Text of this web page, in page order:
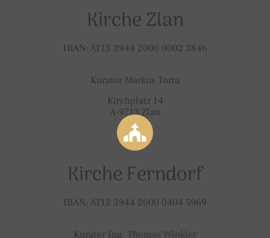
Kirche Zlan
IBAN: AT13 3944 2000 0002 3846
Kurator Markus Torta
Kirchplatz 14
A-9713 Zlan
Kirche Ferndorf
IBAN: AT12 3944 2000 0404 5969
Kurator Ing. Thomas Winkler